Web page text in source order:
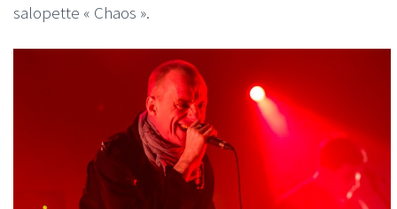
salopette « Chaos ».